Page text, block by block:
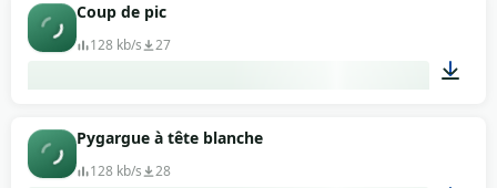
Coup de pic
128 kb/s 27
Pygargue à tête blanche
128 kb/s 28